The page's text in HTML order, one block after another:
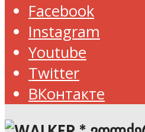
Facebook
Instagram
Youtube
Twitter
ВКонтакте